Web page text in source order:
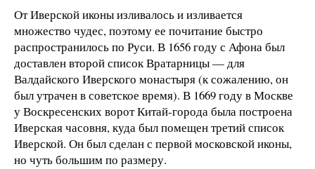
От Иверской иконы изливалось и изливается
множество чудес, поэтому ее почитание быстро
распространилось по Руси. В 1656 году с Афона был
доставлен второй список Вратарницы — для
Валдайского Иверского монастыря (к сожалению, он
был утрачен в советское время). В 1669 году в Москве
у Воскресенских ворот Китай-города была построена
Иверская часовня, куда был помещен третий список
Иверской. Он был сделан с первой московской иконы,
но чуть большим по размеру.